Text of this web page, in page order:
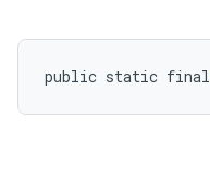
public static final